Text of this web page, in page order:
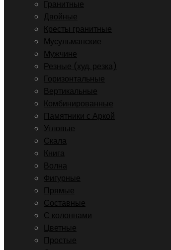
Гранитные
Двойные
Кресты гранитные
Мусульманские
Мужчине
Резные (худ. резка)
Горизонтальные
Вертикальные
Комбинированные
Памятники с Аркой
Угловые
Скала
Книга
Волна
Фигурные
Прямые
Составные
С колоннами
Цветные
Простые